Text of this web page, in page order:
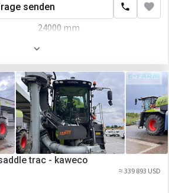
senden
24000 mm
2820 L
trac - kaweco
≈ 339 893 USD